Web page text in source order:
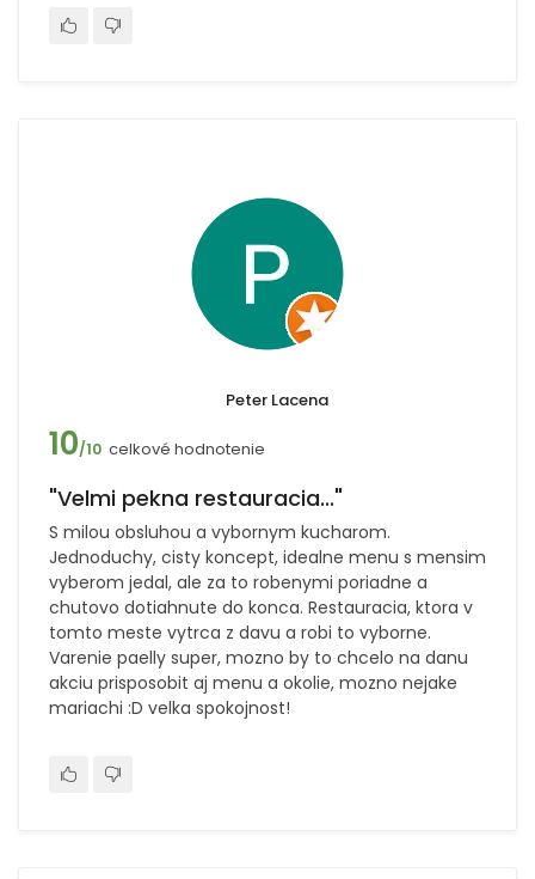
Peter Lacena
10/10 celkové hodnotenie
"Velmi pekna restauracia..."
S milou obsluhou a vybornym kucharom.
Jednoduchy, cisty koncept, idealne menu s mensim
vyberom jedal, ale za to robenymi poriadne a
chutovo dotiahnute do konca. Restauracia, ktora v
tomto meste vytrca z davu a robi to vyborne.
Varenie paelly super, mozno by to chcelo na danu
akciu prisposobit aj menu a okolie, mozno nejake
mariachi :D velka spokojnost!